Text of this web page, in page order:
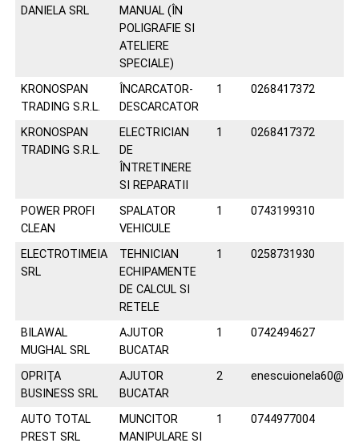
DANIELA SRL
MANUAL (ÎN
POLIGRAFIE SI
ATELIERE
SPECIALE)
KRONOSPAN
TRADING S.R.L.
ÎNCARCATOR-
DESCARCATOR
1 0268417372
KRONOSPAN
TRADING S.R.L.
ELECTRICIAN
DE
ÎNTRETINERE
SI REPARATII
1 0268417372
POWER PROFI
CLEAN
SPALATOR
VEHICULE
1 0743199310
ELECTROTIMEIA
SRL
TEHNICIAN
ECHIPAMENTE
DE CALCUL SI
RETELE
1 0258731930
BILAWAL
MUGHAL SRL
AJUTOR
BUCATAR
1 0742494627
OPRIŢA
BUSINESS SRL
AJUTOR
BUCATAR
2
AUTO TOTAL
PREST SRL
MUNCITOR
MANIPULARE SI
1 0744977004